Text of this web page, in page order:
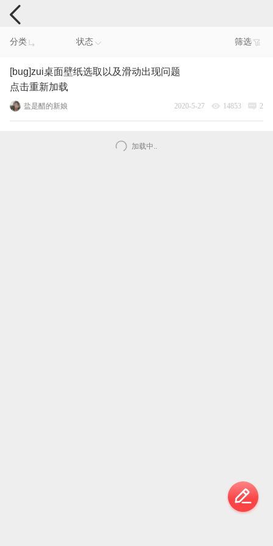
手机反馈
分类 状态 筛选
[bug]zui桌面壁纸选取以及滑动出现问题
点击重新加载
盐是醋的新娘 2020-5-27 14853 2
加载中..